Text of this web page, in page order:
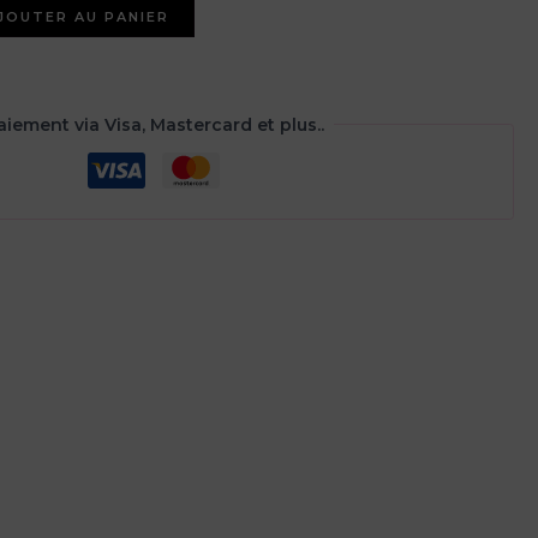
AU PANIER
via Visa, Mastercard et plus..